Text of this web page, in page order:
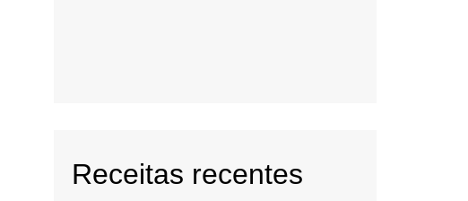
Receitas recentes